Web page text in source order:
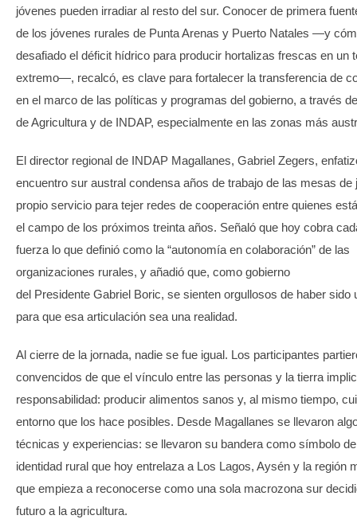
jóvenes pueden irradiar al resto del sur. Conocer de primera
de los jóvenes rurales de Punta Arenas y Puerto Natales —y
desafiado el déficit hídrico para producir hortalizas frescas en un
extremo—, recalcó, es clave para fortalecer la transferencia de
en el marco de las políticas y programas del gobierno, a través
de Agricultura y de INDAP, especialmente en las zonas más
El director regional de INDAP Magallanes, Gabriel Zegers,
encuentro sur austral condensa años de trabajo de las mesas de
propio servicio para tejer redes de cooperación entre quienes
el campo de los próximos treinta años. Señaló que hoy cobra
fuerza lo que definió como la “autonomía en colaboración” de las
organizaciones rurales, y añadió que, como gobierno
del Presidente Gabriel Boric, se sienten orgullosos de haber sido
para que esa articulación sea una realidad.
Al cierre de la jornada, nadie se fue igual. Los participantes
convencidos de que el vínculo entre las personas y la tierra
responsabilidad: producir alimentos sanos y, al mismo tiempo,
entorno que los hace posibles. Desde Magallanes se llevaron
técnicas y experiencias: se llevaron su bandera como símbolo
identidad rural que hoy entrelaza a Los Lagos, Aysén y la región
que empieza a reconocerse como una sola macrozona sur
futuro a la agricultura.